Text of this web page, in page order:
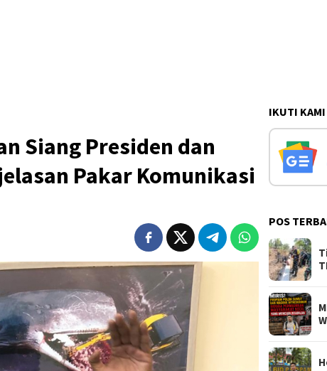
Siang Presiden dan
Pakar Komunikasi
IKUTI KAMI
POS